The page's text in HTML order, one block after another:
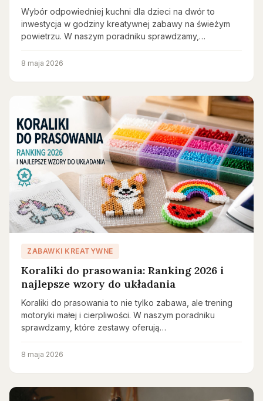
Wybór odpowiedniej kuchni dla dzieci na dwór to
inwestycja w godziny kreatywnej zabawy na świeżym
powietrzu. W naszym poradniku sprawdzamy,…
8 maja 2026
ZABAWKI KREATYWNE
Koraliki do prasowania: Ranking 2026 i
najlepsze wzory do układania
Koraliki do prasowania to nie tylko zabawa, ale trening
motoryki małej i cierpliwości. W naszym poradniku
sprawdzamy, które zestawy oferują…
8 maja 2026